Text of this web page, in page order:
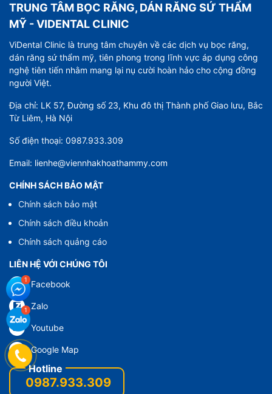
TRUNG TÂM BỌC RĂNG, DÁN RĂNG SỨ THẨM
MỸ - VIDENTAL CLINIC
ViDental Clinic là trung tâm chuyên về các dịch vụ bọc răng,
dán răng sứ thẩm mỹ, tiên phong trong lĩnh vực áp dụng công
nghệ tiên tiến nhằm mang lại nụ cười hoàn hảo cho cộng đồng
người Việt.
Địa chỉ: LK 57, Đường số 23, Khu đô thị Thành phố Giao lưu, Bắc
Từ Liêm, Hà Nội
Số điện thoại: 0987.933.309
Email: lienhe@viennhakhoathammy.com
CHÍNH SÁCH BẢO MẬT
Chính sách bảo mật
Chính sách điều khoản
Chính sách quảng cáo
LIÊN HỆ VỚI CHÚNG TÔI
Facebook
Zalo
Youtube
Google Map
0987.933.309